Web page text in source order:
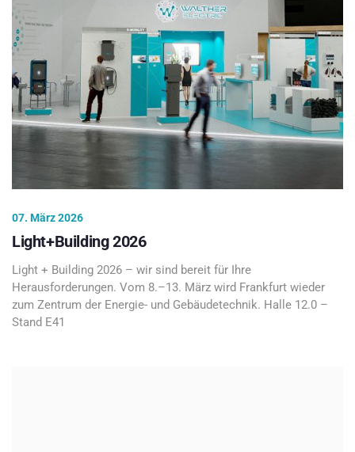
07. März 2026
Light+Building 2026
Light + Building 2026 – wir sind bereit für Ihre
Herausforderungen. Vom 8.–13. März wird Frankfurt wieder
zum Zentrum der Energie- und Gebäudetechnik. Halle 12.0 –
Stand E41